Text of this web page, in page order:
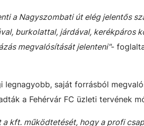
a Nagyszombati út elég jelentős
burkolattal, járdával, kerékpáros
megvalósítását jelenteni"-
saját forrásból
a Fehérvár FC üzleti tervének
a kft. működtetését, hogy a profi